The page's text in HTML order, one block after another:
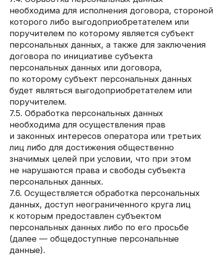
данных, направив Оператору уведомление
посредством электронной почты
на электронный адрес Оператора
ivan@metaforabranding.ruс пометкой «Отзыв
согласия на обработку персональных данных».
8.5. Вся информация, которая собирается
сторонними сервисами, в том числе
платежными системами, средствами связи
и другими поставщиками услуг, хранится
и обрабатывается указанными лицами
(Операторами) в соответствии
с их Пользовательским соглашением
и Политикой конфиденциальности. Субъект
персональных данных и/или с указанными
документами. Оператор не несет
ответственность за действия третьих лиц,
в том числе указанных в настоящем пункте
поставщиков услуг.
8.6. Установленные субъектом персональных
данных запреты на передачу (кроме
предоставления доступа), а также на обработку
или условия обработки (кроме получения
доступа) персональных данных, разрешенных
для распространения, не действуют в случаях
обработки персональных данных
в государственных, общественных и иных
публичных интересах, определенных